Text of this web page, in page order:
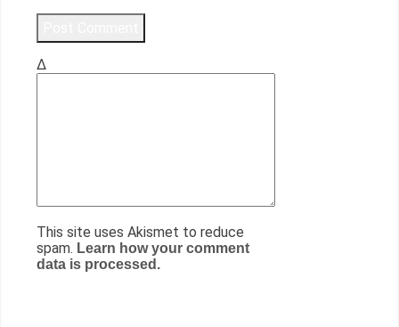
Δ
This site uses Akismet to reduce
spam. Learn how your comment
data is processed.